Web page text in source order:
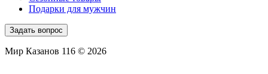
Подарки для мужчин
Задать вопрос
Мир Казанов 116 © 2026